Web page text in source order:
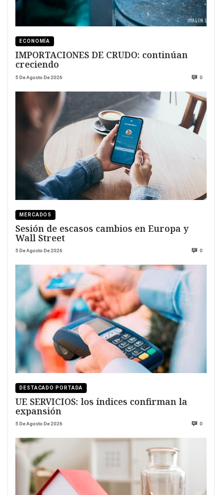
ECONOMÍA
IMPORTACIONES DE CRUDO: continúan
creciendo
5 De Agosto De 2026 0
MERCADOS
Sesión de escasos cambios en Europa y
Wall Street
5 De Agosto De 2026 0
DESTACADO PORTADA
UE SERVICIOS: los índices confirman la
expansión
5 De Agosto De 2026 0